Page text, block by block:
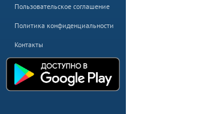
Пользовательское соглашение
Политика конфиденциальности
Контакты